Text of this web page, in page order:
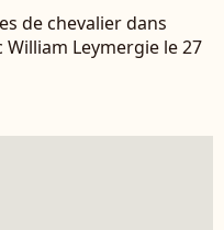
de chevalier dans
Leymergie le 27